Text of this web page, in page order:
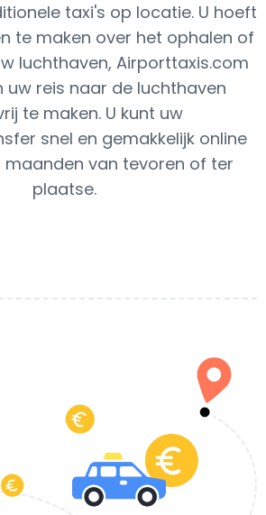
taxi's op locatie. U hoeft
te maken over het ophalen of
luchthaven, Airporttaxis.com
uw reis naar de luchthaven
te maken. U kunt uw
snel en gemakkelijk online
maanden van tevoren of ter
plaatse.